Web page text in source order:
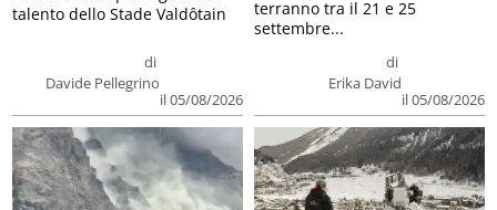
di
Davide Pellegrino
il 05/08/2026
talento dello Stade Valdôtain
di
Erika David
il 05/08/2026
terranno tra il 21 e 25
settembre...